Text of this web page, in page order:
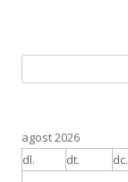
e
a
:
agost 2026
dl.
dt. dc.